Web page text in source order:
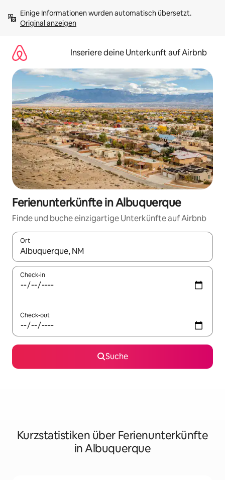
Inhalten
springenOriginal anzeigen
Inseriere deine Unterkunft auf Airbnb
Ferienunterkünfte in Albuquerque
Finde und buche einzigartige Unterkünfte auf Airbnb
Ort
Wenn Ergebnisse verfügbar sind, navigiere mit den
Check-in
Check-out
Suche
Kurzstatistiken über Ferienunterkünfte
in Albuquerque